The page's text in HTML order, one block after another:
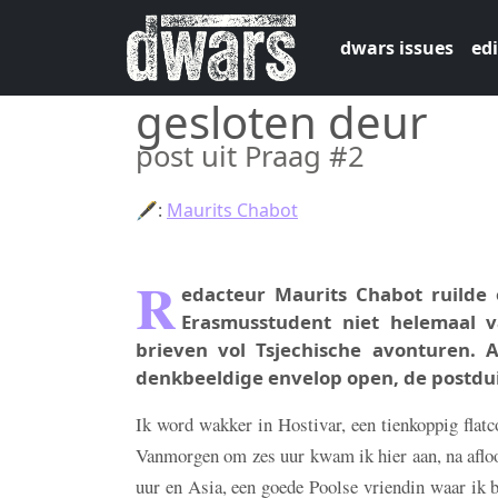
Skip to main content
dwars issues
gesloten deur
post uit Praag #2
🖋: Maurits Chabot
R edacteur Maurits Chabot
Erasmusstudent niet
brieven vol Tsjechische
denkbeeldige envelop open, de
Ik word wakker in Hostivar, een tienkoppig
Vanmorgen om zes uur kwam ik hier aan, na
uur en Asia, een goede Poolse vriendin waar